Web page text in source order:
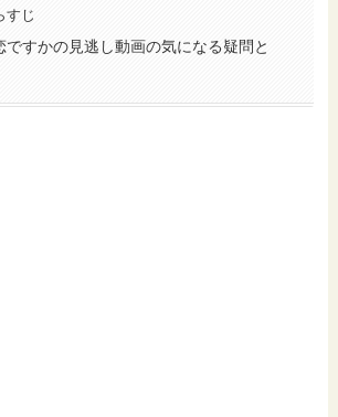
すじ
ですかの見逃し動画の気になる疑問と